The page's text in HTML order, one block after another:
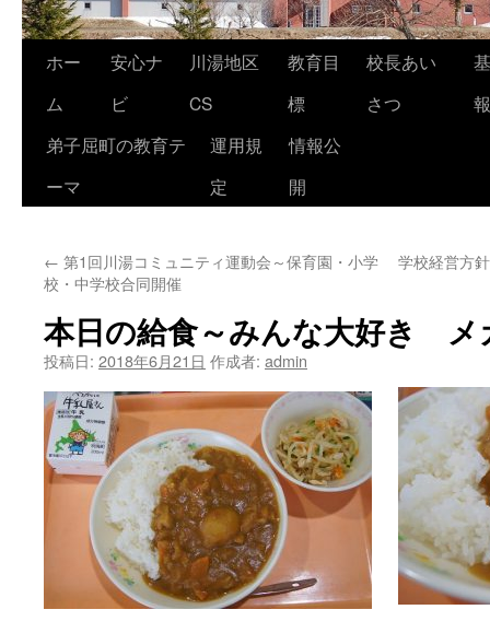
コ
ン
へ
キ
ッ
ホー
ム
安心ナ
ビ
川湯地区
CS
教育目
標
校長あい
さつ
報
弟子屈町の教育テ
ーマ
運用規
定
情報公
開
← 第1回川湯コミュニティ運動会～保育園・小学
校・中学校合同開催
学校経営方
本日の給食～みんな大好き メ
投稿日: 2018年6月21日 作成者: admin